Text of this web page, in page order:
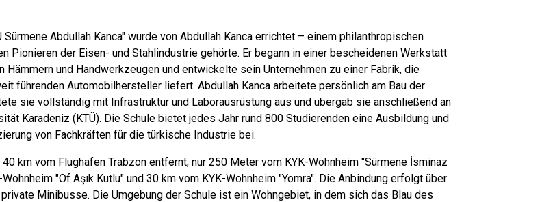
Abdullah Kanca" wurde von Abdullah Kanca errichtet – einem philanthropischen
Pionieren der Eisen- und Stahlindustrie gehörte. Er begann in einer bescheidenen Werkstatt
Hämmern und Handwerkzeugen und entwickelte sein Unternehmen zu einer Fabrik, die
führenden Automobilhersteller liefert. Abdullah Kanca arbeitete persönlich am Bau der
sie vollständig mit Infrastruktur und Laborausrüstung aus und übergab sie anschließend an
Karadeniz (KTÜ). Die Schule bietet jedes Jahr rund 800 Studierenden eine Ausbildung und
von Fachkräften für die türkische Industrie bei.
km vom Flughafen Trabzon entfernt, nur 250 Meter vom KYK-Wohnheim "Sürmene İsminaz
"Of Aşık Kutlu" und 30 km vom KYK-Wohnheim "Yomra". Die Anbindung erfolgt über
Minibusse. Die Umgebung der Schule ist ein Wohngebiet, in dem sich das Blau des